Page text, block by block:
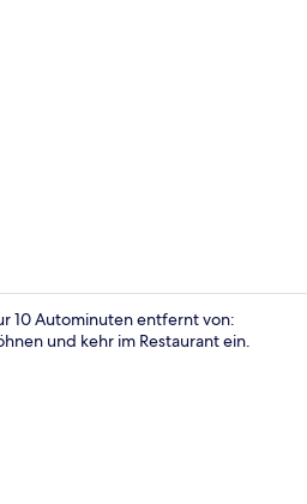
10 Autominuten entfernt von:
und kehr im Restaurant ein.